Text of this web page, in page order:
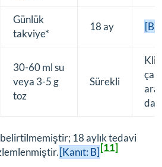
Günlük
takviye*
18 ay [B]
30-60 ml su
veya 3-5 g
toz
Sürekli
18 aylık tedavi
[Kanıt: B][11]